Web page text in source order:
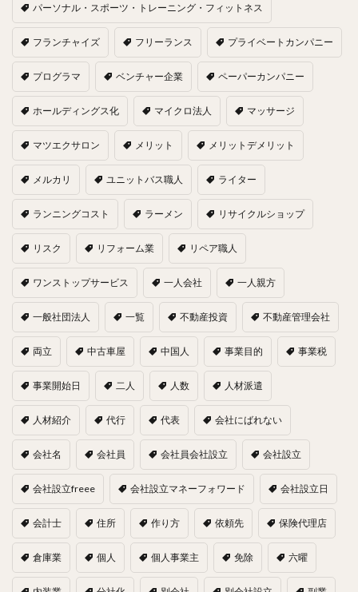
パーソナル・スポーツ・トレーニング・フィットネス
フランチャイズ フリーランス プライベートカンパニー
プログラマ ベンチャー企業 ペーパーカンパニー
ホールディングス化 マイクロ法人 マッサージ
マツエクサロン メリット メリットデメリット
メルカリ ユニットバス職人 ライター
ランニングコスト ラーメン リサイクルショップ
リスク リフォーム業 リペア職人
ワンストップサービス 一人会社 一人親方
一般社団法人 一覧 不動産投資 不動産管理会社
両立 中古車屋 中国人 事業目的 事業税
事業開始日 二人 人数 人材派遣
人材紹介 代行 代表 会社にばれない
会社名 会社員 会社員会社設立 会社設立
会社設立freee 会社設立マネーフォワード 会社設立日
会計士 住所 作り方 依頼先 保険代理店
倉庫業 個人 個人事業主 免除 六曜